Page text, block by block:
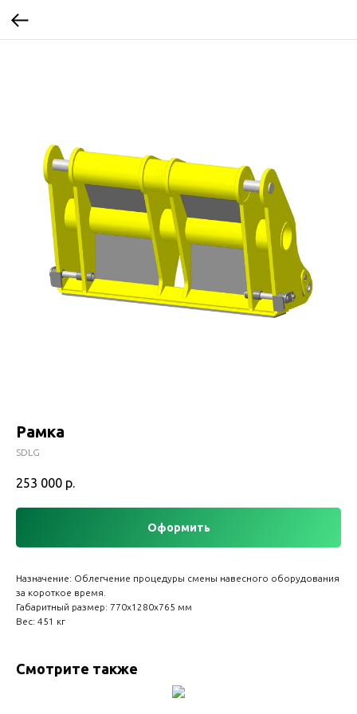
Рамка
SDLG
253 000 р.
Оформить
Назначение: Облегчение процедуры смены навесного оборудования
за короткое время.
Габаритный размер: 770х1280х765 мм
Вес: 451 кг
Смотрите также